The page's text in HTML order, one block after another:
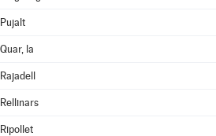
Pujalt
Quar, la
Rajadell
Rellinars
Ripollet